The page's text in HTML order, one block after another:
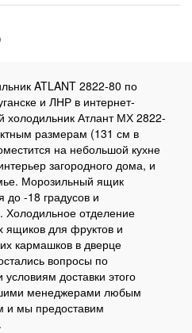
ATLANT 2822-80 по
и ЛНР в интернет-
холодильник Атлант МХ 2822-
размерам (131 см в
на небольшой кухне
загородного дома, и
Морозильный ящик
-18 градусов и
Холодильное отделение
ящиков для фруктов и
кармашков в дверце
вопросы по
доставки этого
менеджерами любым
и мы предоставим